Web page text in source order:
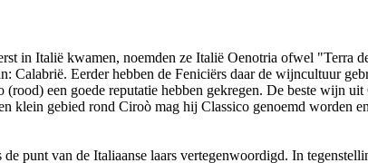
in Italië kwamen, noemden ze Italië Oenotria ofwel
Calabrië. Eerder hebben de Feniciërs daar de wijncultuur
een goede reputatie hebben gekregen. De beste wijn
klein gebied rond Ciroò mag hij Classico genoemd worden
punt van de Italiaanse laars vertegenwoordigd. In